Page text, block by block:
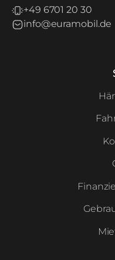
+49 6701 20 30
info@euramobil.de